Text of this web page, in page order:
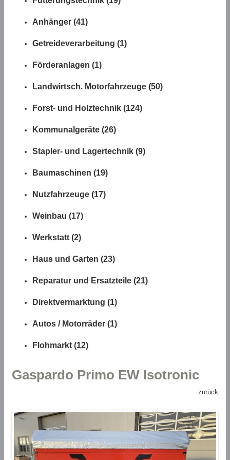
Anhänger (41)
Getreideverarbeitung (1)
Förderanlagen (1)
Landwirtsch. Motorfahrzeuge (50)
Forst- und Holztechnik (124)
Kommunalgeräte (26)
Stapler- und Lagertechnik (9)
Baumaschinen (19)
Nutzfahrzeuge (17)
Weinbau (17)
Werkstatt (2)
Haus und Garten (23)
Reparatur und Ersatzteile (21)
Direktvermarktung (1)
Autos / Motorräder (1)
Flohmarkt (12)
Gaspardo Primo EW Isotronic
zurück